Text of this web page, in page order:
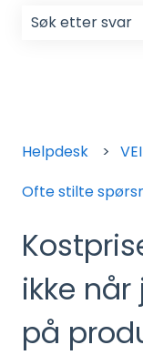
Helpdesk
Ofte stilte
ikke
på